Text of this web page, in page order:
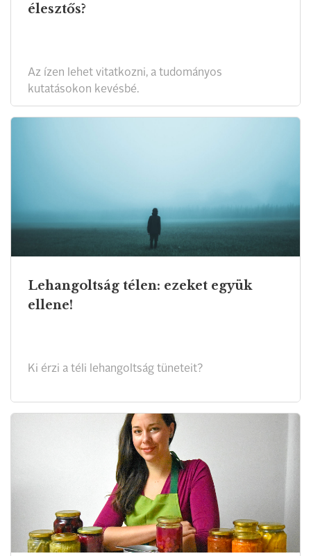
élesztős?
Az ízen lehet vitatkozni, a tudományos
kutatásokon kevésbé.
Lehangoltság télen: ezeket együk
ellene!
Ki érzi a téli lehangoltság tüneteit?